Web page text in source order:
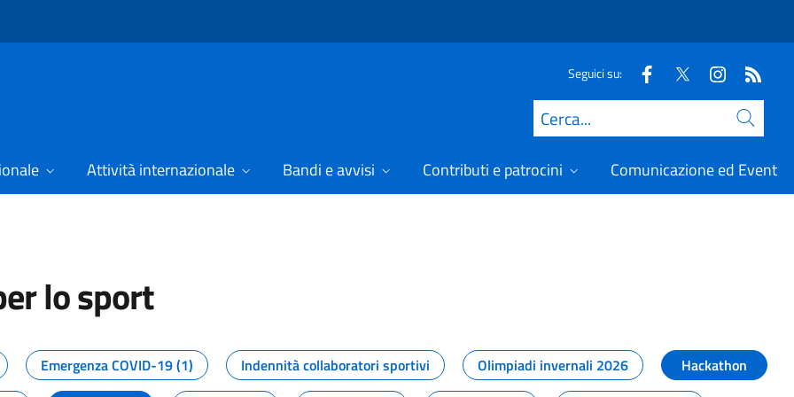
Seguici su:
Cerca
Attività internazionale Bandi e avvisi Contributi e patrocini Comunicazione ed Eventi
lo sport
dal Dipartimento per lo sport
Emergenza COVID-19 (1) Indennità collaboratori sportivi Olimpiadi invernali 2026
Hackathon